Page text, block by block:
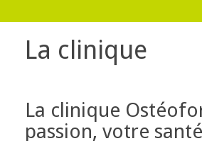
La clinique
La clinique
passion, votre